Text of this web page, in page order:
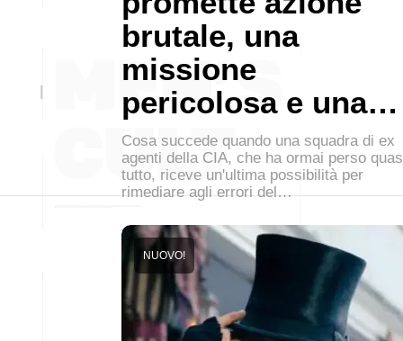
brutale, una
missione
pericolosa e una…
Cosa succede quando una squadra di ex
agenti della CIA, che ha ormai perso
tutto, riceve un'ultima possibilità per
rimediare agli errori del…
NUOVO!